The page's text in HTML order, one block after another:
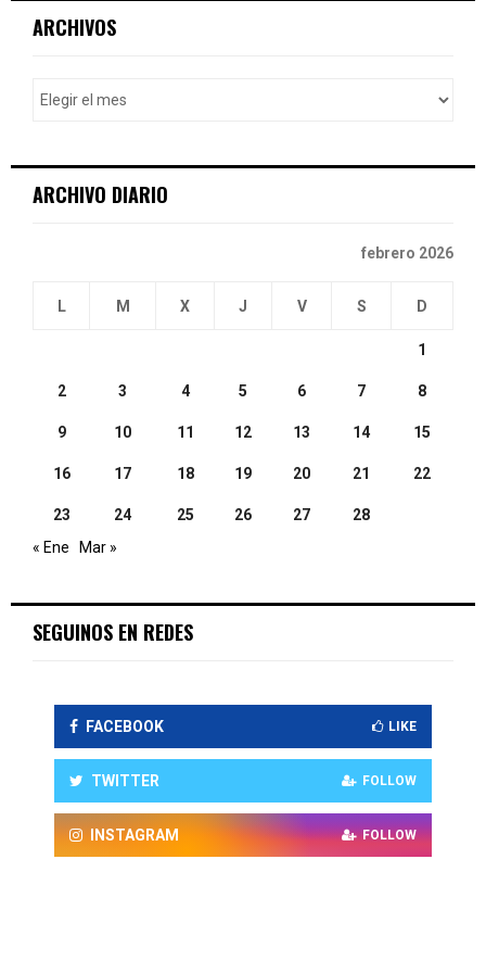
h
ARCHIVOS
ARCHIVO DIARIO
febrero 2026
L M X J V S D
1
2 3 4 5 6 7 8
9 10 11 12 13 14 15
16 17 18 19 20 21 22
23 24 25 26 27
28
« Ene
Mar »
SEGUINOS EN REDES
FACEBOOK LIKE
TWITTER FOLLOW
INSTAGRAM FOLLOW